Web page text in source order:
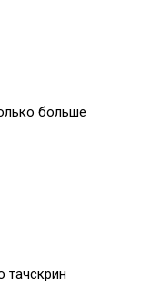
больше
тачскрин